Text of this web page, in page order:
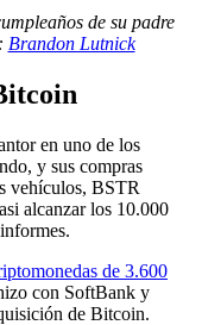
de su padre
Brandon Lutnick
en uno de los
y sus compras
vehículos, BSTR
alcanzar los 10.000
de 3.600
con SoftBank y
de Bitcoin.